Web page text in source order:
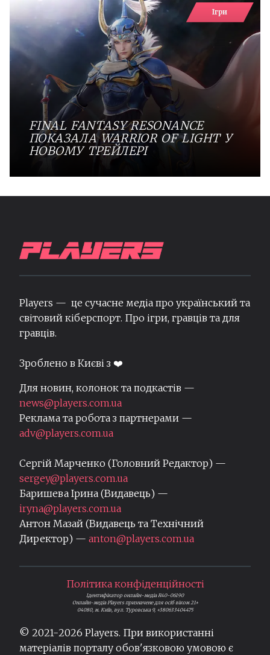
Ігри
FINAL FANTASY RESONANCE
ПОКАЗАЛА WARRIOR OF LIGHT У
НОВОМУ ТРЕЙЛЕРІ
Players — це сучасне медіа про український та
світовий кіберспорт. Про ігри, гравців та для
гравців.
Зроблено в Києві з ❤️
Для новин, колонок та подкастів —
news@players.com.ua
Реклама та робота з партнерами —
adv@players.com.ua
Сергій Марченко (Головний Редактор) —
sergey@players.com.ua
Баришева Ірина (Видавець) —
iryna@players.com.ua
Антон Мазай (Видавець та Технічний
Директор) — anton@players.com.ua
Політика конфіденційності
Ідентифікатор онлайн-медіа R40-06190
Онлайн-медіа Players призначене для осіб віком 21+
04080, м. Київ, вул. Туровська 9, +380633404475
© 2021-2026 Players. При використанні
матеріалів порталу обов'язковою умовою є